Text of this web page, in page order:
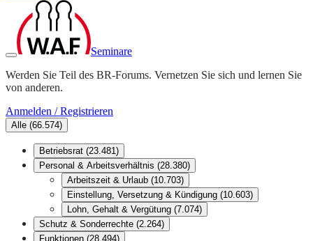
Seminare
Werden Sie Teil des BR-Forums. Vernetzen Sie sich und lernen Sie
von anderen.
Anmelden / Registrieren
Alle (66.574)
Betriebsrat (23.481)
Personal & Arbeitsverhältnis (28.380)
Arbeitszeit & Urlaub (10.703)
Einstellung, Versetzung & Kündigung (10.603)
Lohn, Gehalt & Vergütung (7.074)
Schutz & Sonderrechte (2.264)
Funktionen (28.494)